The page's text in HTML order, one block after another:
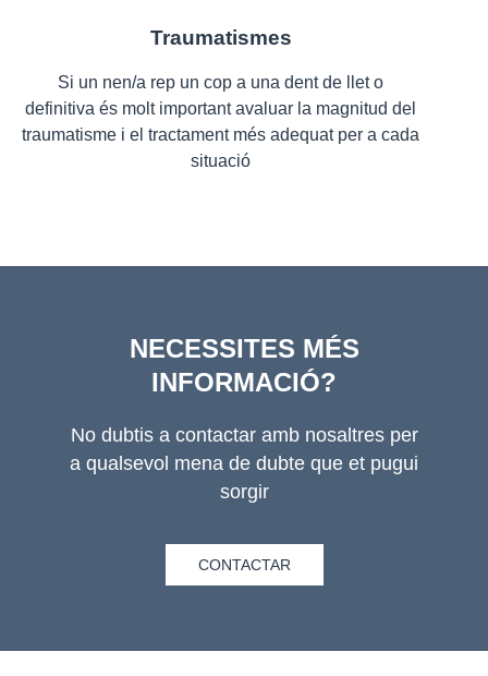
Traumatismes
Si un nen/a rep un cop a una dent de llet o
definitiva és molt important avaluar la magnitud del
traumatisme i el tractament més adequat per a cada
situació
NECESSITES MÉS
INFORMACIÓ?
No dubtis a contactar amb nosaltres per
a qualsevol mena de dubte que et pugui
sorgir
CONTACTAR